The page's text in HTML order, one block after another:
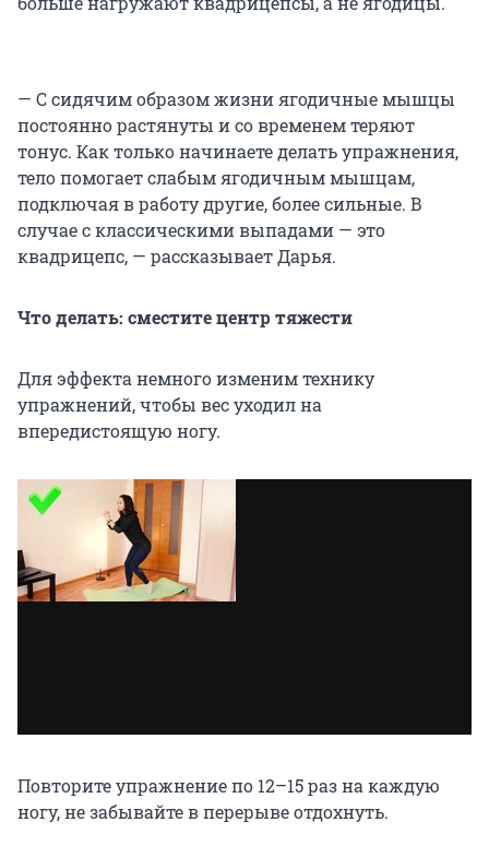
— С сидячим образом жизни ягодичные мышцы
постоянно растянуты и со временем теряют
тонус. Как только начинаете делать упражнения,
тело помогает слабым ягодичным мышцам,
подключая в работу другие, более сильные. В
случае с классическими выпадами — это
квадрицепс, — рассказывает Дарья.
Что делать: сместите центр тяжести
Для эффекта немного изменим технику
упражнений, чтобы вес уходил на
впередистоящую ногу.
Повторите упражнение по 12–15 раз на каждую
ногу, не забывайте в перерыве отдохнуть.